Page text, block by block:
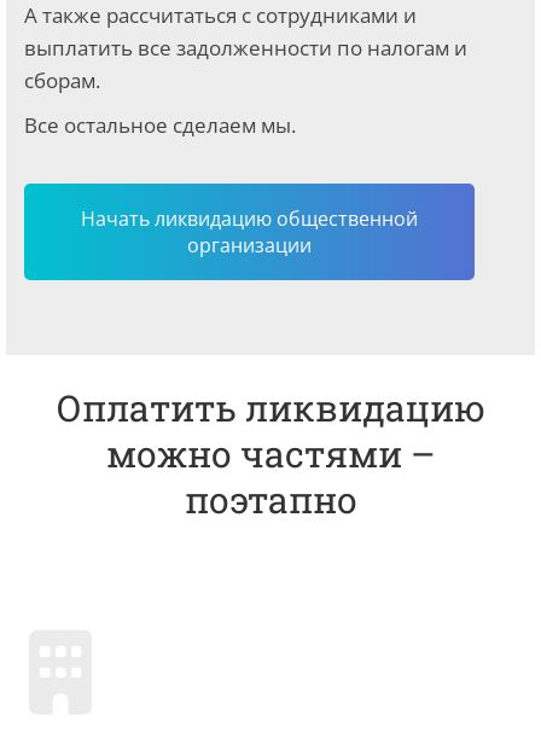
А также рассчитаться с сотрудниками и
выплатить все задолженности по налогам и
сборам.
Все остальное сделаем мы.
Начать ликвидацию общественной
организации
Оплатить ликвидацию
можно частями –
поэтапно